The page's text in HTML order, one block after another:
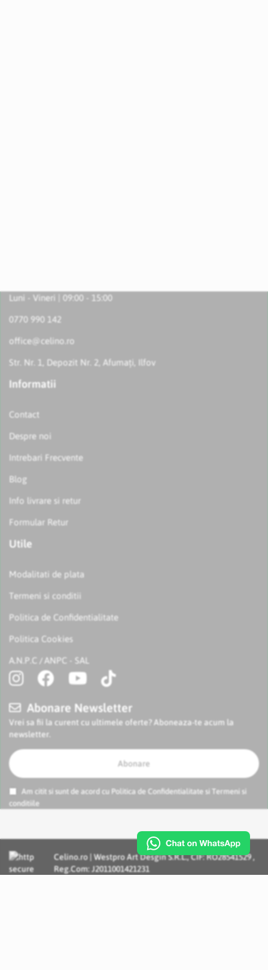
Luni - Vineri | 09:00 - 15:00
0770 990 142
office@celino.ro
Str. Nr. 1, Depozit Nr. 2, Afumați, Ilfov
Informatii
Contact
Despre noi
Intrebari Frecvente
Blog
Info livrare si retur
Formular Retur
Utile
Modalitati de plata
Termeni si conditii
Politica de Confidentialitate
Politica Cookies
A.N.P.C / ANPC - SAL
Abonare Newsletter
Vrei sa fii la curent cu ultimele oferte? Aboneaza-te acum la
newsletter.
Abonare
Am citit si sunt de acord cu Politica de Confidentialitate si
Termeni si
conditiile
Celino.ro | Westpro Art Desgin S.R.L., CIF: RO28541529 ,
Reg.Com: J2011001421231